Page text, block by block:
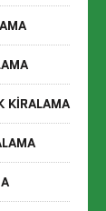
KIRALAMA